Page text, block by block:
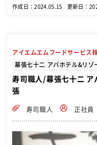
長候補として、店舗のキッチ
作成日：2024.05.15 更新日：
アイエムエムフードサービス
幕張七十二 アパホテル&リゾ
寿司職人/幕張七十二 ア
張
寿司職人 正社員